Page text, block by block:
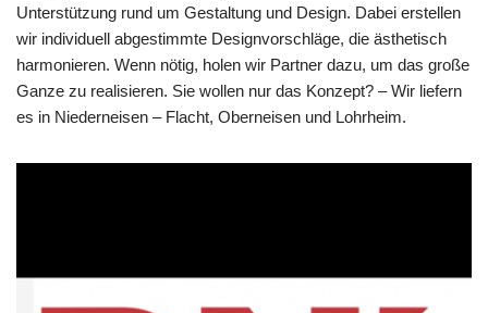
Unterstützung rund um Gestaltung und Design. Dabei erstellen
wir individuell abgestimmte Designvorschläge, die ästhetisch
harmonieren. Wenn nötig, holen wir Partner dazu, um das große
Ganze zu realisieren. Sie wollen nur das Konzept? – Wir liefern
es in Niederneisen – Flacht, Oberneisen und Lohrheim.